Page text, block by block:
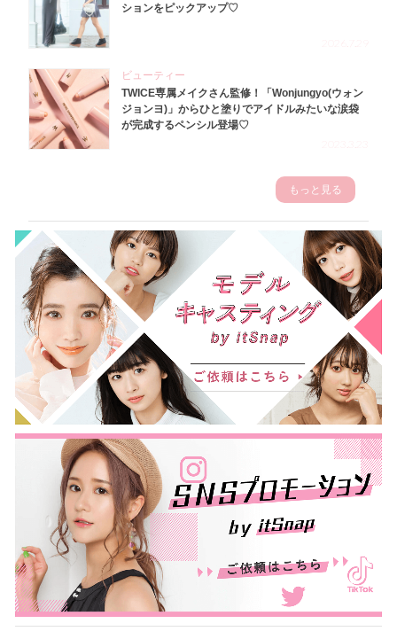
ションをピックアップ♡
ビューティー
TWICE専属メイクさん監修！「Wonjungyo(ウォン
ジョンヨ)」からひと塗りでアイドルみたいな涙袋
が完成するペンシル登場♡
もっと見る